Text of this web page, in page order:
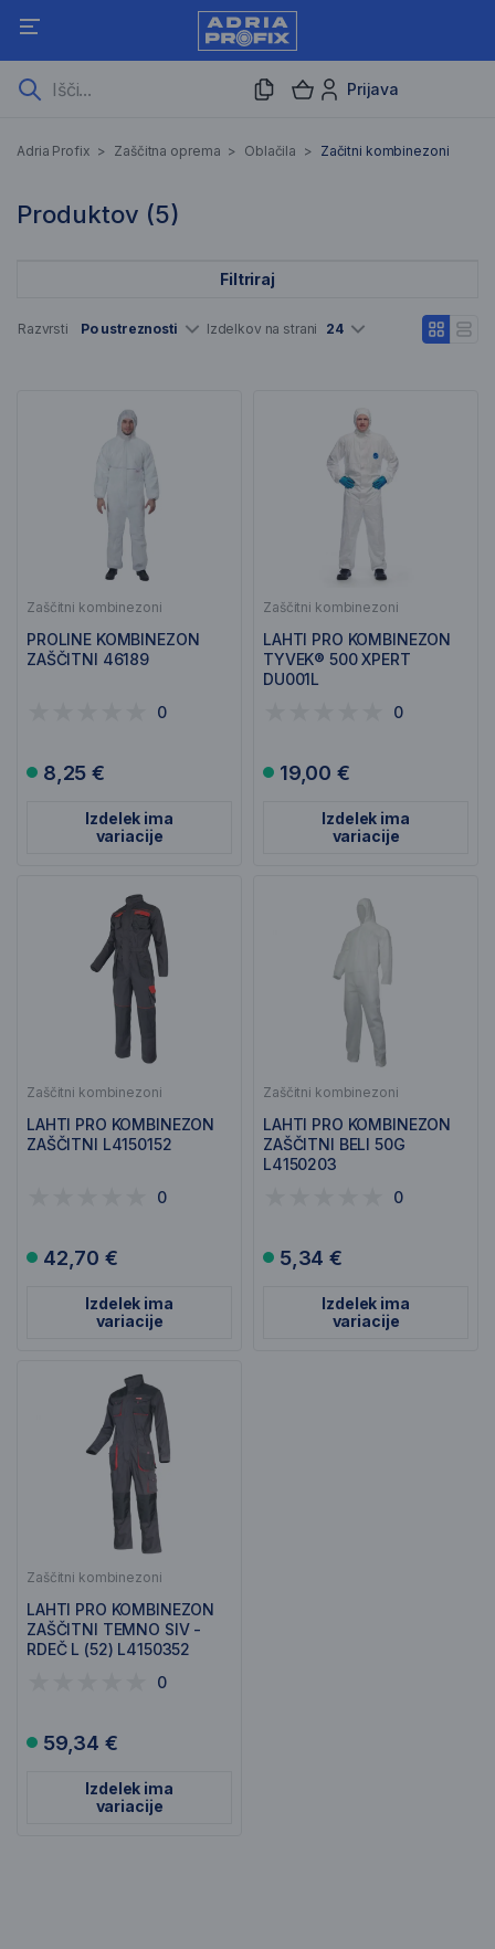
Prijava
Začitni kombinezoni
Adria Profix > Zaščitna oprema > Oblačila > Začitni kombinezoni
Produktov (5)
5 Rezultati iskanja
Filtriraj
Seznam artiklov
Razvrsti Po ustreznosti Izdelkov na strani 24
Zaščitni kombinezoni
PROLINE KOMBINEZON
ZAŠČITNI 46189
0
8,25 €
Izdelek ima
variacije
Zaščitni kombinezoni
LAHTI PRO KOMBINEZON
TYVEK® 500 XPERT
DU001L
0
19,00 €
Izdelek ima
variacije
Zaščitni kombinezoni
LAHTI PRO KOMBINEZON
ZAŠČITNI L4150152
0
42,70 €
Izdelek ima
variacije
Zaščitni kombinezoni
LAHTI PRO KOMBINEZON
ZAŠČITNI BELI 50G
L4150203
0
5,34 €
Izdelek ima
variacije
Zaščitni kombinezoni
LAHTI PRO KOMBINEZON
ZAŠČITNI TEMNO SIV -
RDEČ L (52) L4150352
0
59,34 €
Izdelek ima
variacije